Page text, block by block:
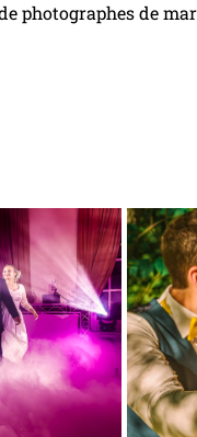
photographes de